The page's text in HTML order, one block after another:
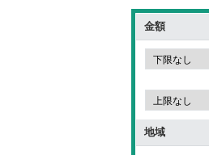
金額
地域